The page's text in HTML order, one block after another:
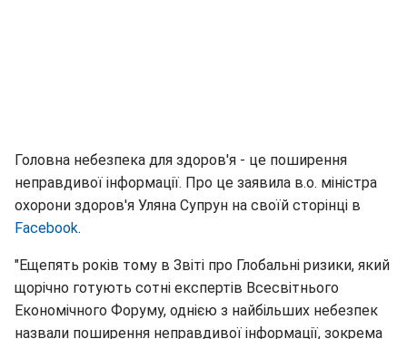
Головна небезпека для здоров'я - це поширення
неправдивої інформації. Про це заявила в.о. міністра
охорони здоров'я Уляна Супрун на своїй сторінці в
Facebook.
"Ещепять років тому в Звіті про Глобальні ризики, який
щорічно готують сотні експертів Всесвітнього
Економічного Форуму, однією з найбільших небезпек
назвали поширення неправдивої інформації, зокрема